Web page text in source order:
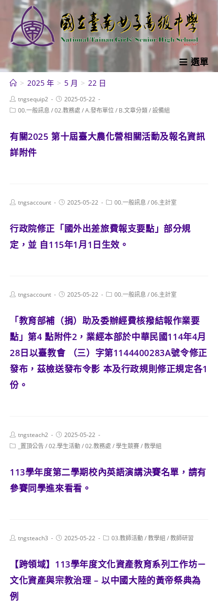
內
選單
> 2025 年 > 5 月 > 22 日
Post
author:
tngsequip2
Post
published:
2025-05-22
Post00.一般訊息 /02.教務處 /A.發布單位/ B.文章分類/設備組
有關2025 第十屆臺大農化營相關活動及報名資訊
詳附件
Posttngsaccount
Post2025-05-22
Post00.一般訊息 /06.主計室
行政院修正「國外出差旅費報支要點」部分規
定，並 自115年1月1日生效。
Posttngsaccount
Post2025-05-22
Post00.一般訊息 /06.主計室
「教育部補（捐）助及委辦經費核撥結報作業要
點」第4 點附件2，業經本部於中華民國114年4月
28日以臺教會 （三）字第1144400283A號令修正
發布，茲檢送發布令影 本及行政規則修正規定各1
份。
Post
author:
tngsteach2
Post
published:
2025-05-22
Post _置頂公告/02.學生活動/02.教務處 /學生競賽/教學組
113學年度第二學期校內英語演講決賽名單，請有
參賽同學進來看看。
Posttngsteach3
Post2025-05-22
Post03.教師活動/教學組 /教師研習
【跨領域】113學年度文化資產教育系列工作坊－
文化資產與宗教治理 – 以中國大陸的黃帝祭典為
例